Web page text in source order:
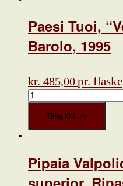
2010
antal
Paesi Tuoi,
Barolo, 1995
kr. 485,00pr. flaske
Paesi
Tuoi,
"Vecchi
antal
Tilføj til kurv
Pipaia